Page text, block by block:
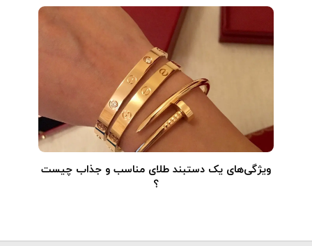
ویژگی‌های یک دستبند طلای مناسب و جذاب چیست
؟